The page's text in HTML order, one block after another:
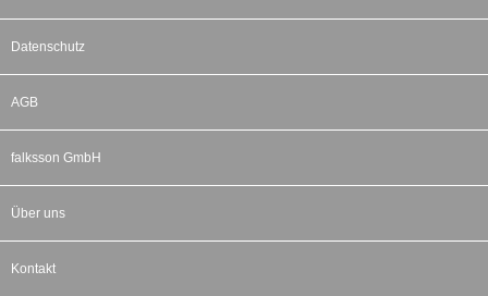
Datenschutz
AGB
falksson GmbH
Über uns
Kontakt